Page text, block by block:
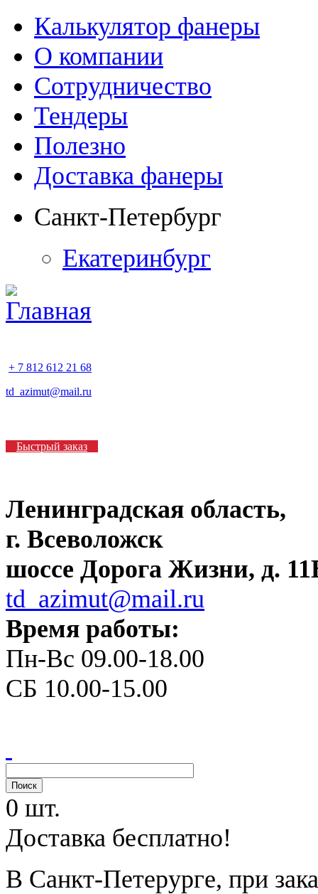
Калькулятор фанеры
О компании
Сотрудничество
Тендеры
Полезно
Доставка фанеры
Санкт-Петербург
Екатеринбург
+ 7 812 612 21 68
td_azimut@mail.ru
Быстрый заказ
Ленинградская область,
г. Всеволожск
шоссе Дорога Жизни, д.
td_azimut@mail.ru
Время работы:
Пн-Вс 09.00-18.00
СБ 10.00-15.00
0 шт.
Доставка бесплатно!
В Санкт-Петерурге, при